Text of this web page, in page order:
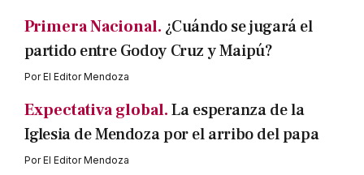
Primera Nacional. ¿Cuándo se jugará el
partido entre Godoy Cruz y Maipú?
PorEl Editor Mendoza
Expectativa global.La esperanza de la
Iglesia de Mendoza por el arribo del papa
PorEl Editor Mendoza